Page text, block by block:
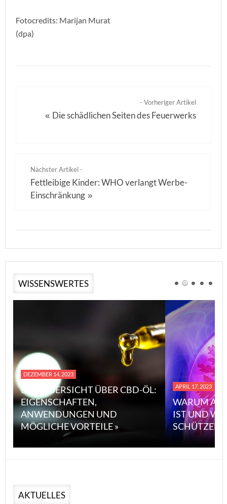
Fotocredits: Marijan Murat
(dpa)
- Vorheriger Artikel
« Die schädlichen Seiten des Feuerwerks
Nächster Artikel -
Fettleibige Kinder: WHO verlangt Werbe-
Einschränkung »
WISSENSWERTES
DEZEMBER 14, 2023
EINE ÜBERSICHT ÜBER CBD-ÖL:
EIGENSCHAFTEN,
ANWENDUNGEN UND
MÖGLICHE VORTEILE »
APRIL 17, 2023
WARUM
IST UND
SCHÜTZEN
AKTUELLES